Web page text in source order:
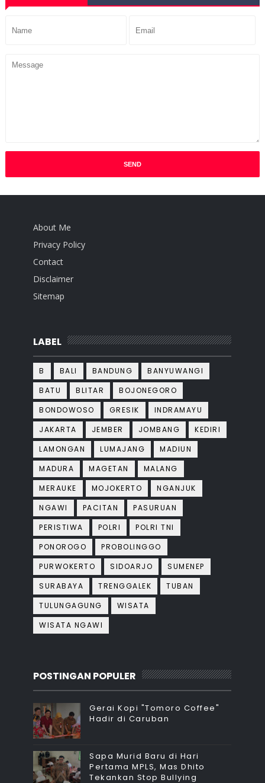
About Me
Privacy Policy
Contact
Disclaimer
Sitemap
LABEL
B BALI BANDUNG
BANYUWANGI
BATU
BLITAR
BOJONEGORO
BONDOWOSO
GRESIK
INDRAMAYU
JAKARTA
JEMBER JOMBANG
KEDIRI
LAMONGAN
LUMAJANG
MADIUN
MADURA
MAGETAN
MALANG
MERAUKE
MOJOKERTO
NGANJUK
NGAWI
PACITAN
PASURUAN
PERISTIWA
POLRI
POLRI TNI
PONOROGO
PROBOLINGGO
PURWOKERTO
SIDOARJO
SUMENEP
SURABAYA
TRENGGALEK
TUBAN
TULUNGAGUNG
WISATA
WISATA NGAWI
POSTINGAN POPULER
Gerai Kopi "Tomoro Coffee"
Hadir di Caruban
Sapa Murid Baru di Hari
Pertama MPLS, Mas Dhito
Tekankan Stop Bullying